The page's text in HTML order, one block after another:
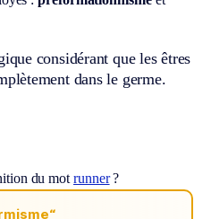
considérant que les êtres
dans le germe.
du motrunner?